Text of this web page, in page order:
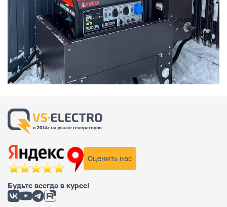
Оценить нас
Будьте всегда в курсе!